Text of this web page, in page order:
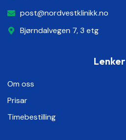
post@nordvestklinikk.no
Bjørndalvegen 7, 3 etg
Lenker
Om oss
Prisar
Timebestilling